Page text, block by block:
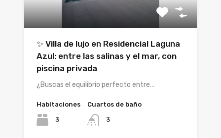
✨ Villa de lujo en Residencial Laguna
Azul: entre las salinas y el mar, con
piscina privada
¿Buscas el equilibrio perfecto entre…
Habitaciones
3
Cuartos de baño
3